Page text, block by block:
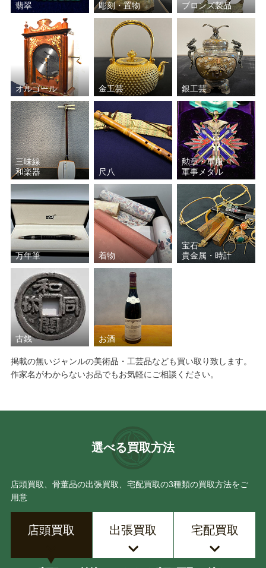
翡翠 彫刻・置物 ブロンズ製品
オルゴール 金工芸 銀工芸
三味線
和楽器
尺八
勲章・軍服
軍事メダル
万年筆 着物
宝石
貴金属・時計
古銭 お酒
掲載の無いジャンルの美術品・工芸品なども買い取り致します。
作家名がわからないお品でもお気軽にご相談ください。
選べる買取方法
店頭買取、骨董品の出張買取、宅配買取の3種類の買取方法をご
用意
店頭買取 出張買取 宅配買取